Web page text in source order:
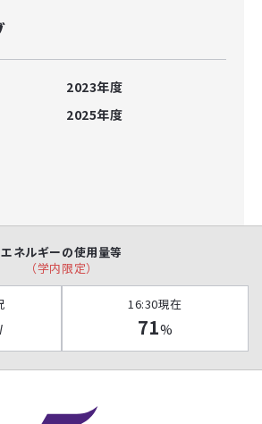
2023年度
2025年度
エネルギーの使用量等
（学内限定）
16:30現在
71%